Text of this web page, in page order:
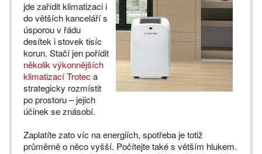
jde zařídit klimatizaci i
do větších kanceláří s
úsporou v řádu
desítek i stovek tisíc
korun. Stačí jen pořídit
několik výkonnějších
klimatizací Trotec a
strategicky rozmístit
po prostoru – jejich
účinek se znásobí.
Zaplatíte zato víc na energiích, spotřeba je totiž
průměrně o něco vyšší. Počítejte také s větším hlukem.